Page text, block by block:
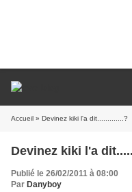
Accueil » Devinez kiki l'a dit.............?
Devinez kiki l'a
Publié le 26/02/2011 à 08:00
Par Danyboy